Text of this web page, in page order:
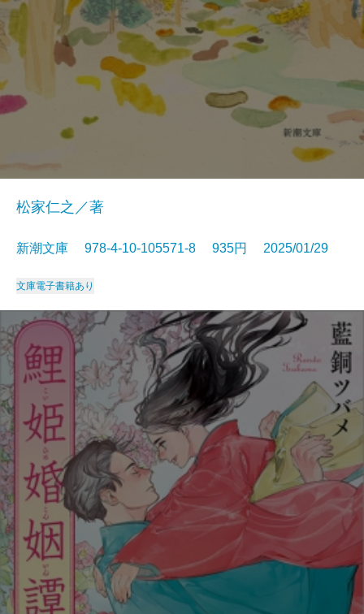
松家仁之／著
新潮文庫 978-4-10-105571-8 935円 2025/01/29
文庫電子書籍あり